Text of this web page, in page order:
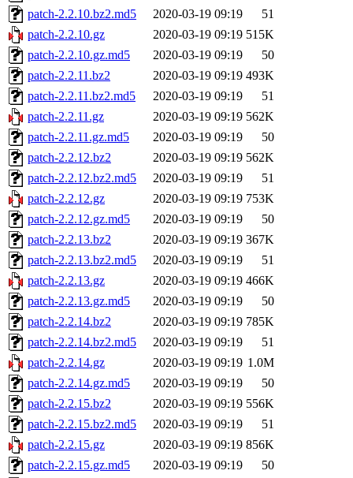
patch-2.2.10.bz2.md5
2020-03-19 09:19
51
patch-2.2.10.gz
2020-03-19 09:19 515K
patch-2.2.10.gz.md5
2020-03-19 09:19
50
patch-2.2.11.bz2
2020-03-19 09:19 493K
patch-2.2.11.bz2.md5
2020-03-19 09:19
51
patch-2.2.11.gz
2020-03-19 09:19 562K
patch-2.2.11.gz.md5
2020-03-19 09:19
50
patch-2.2.12.bz2
2020-03-19 09:19 562K
patch-2.2.12.bz2.md5
2020-03-19 09:19
51
patch-2.2.12.gz
2020-03-19 09:19 753K
patch-2.2.12.gz.md5
2020-03-19 09:19
50
patch-2.2.13.bz2
2020-03-19 09:19 367K
patch-2.2.13.bz2.md5
2020-03-19 09:19
51
patch-2.2.13.gz
2020-03-19 09:19 466K
patch-2.2.13.gz.md5
2020-03-19 09:19
50
patch-2.2.14.bz2
2020-03-19 09:19 785K
patch-2.2.14.bz2.md5
2020-03-19 09:19
51
patch-2.2.14.gz
2020-03-19 09:19 1.0M
patch-2.2.14.gz.md5
2020-03-19 09:19
50
patch-2.2.15.bz2
2020-03-19 09:19 556K
patch-2.2.15.bz2.md5
2020-03-19 09:19
51
patch-2.2.15.gz
2020-03-19 09:19 856K
patch-2.2.15.gz.md5
2020-03-19 09:19
50